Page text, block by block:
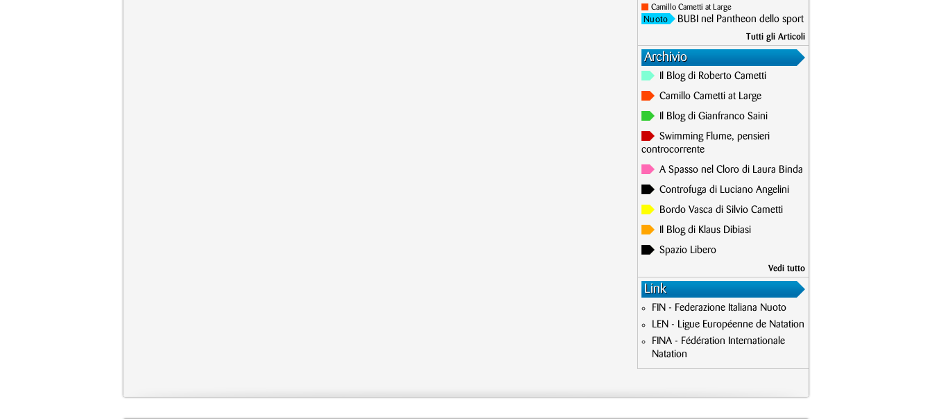
Camillo Cametti at Large
Nuoto BUBI nel Pantheon dello sport
Tutti gli Articoli
Archivio
Il Blog di Roberto Cametti
Camillo Cametti at Large
Il Blog di Gianfranco Saini
Swimming Flume, pensieri
controcorrente
A Spasso nel Cloro di Laura Binda
Controfuga di Luciano Angelini
Bordo Vasca di Silvio Cametti
Il Blog di Klaus Dibiasi
Spazio Libero
Vedi tutto
Link
FIN - Federazione Italiana Nuoto
LEN - Ligue Européenne de Natation
FINA - Fédération Internationale
Natation